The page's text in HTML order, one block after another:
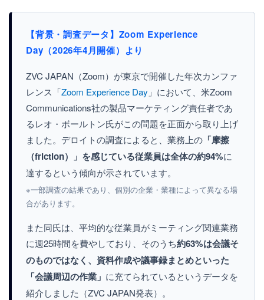
【背景・調査データ】Zoom Experience
Day（2026年4月開催）より
ZVC JAPAN（Zoom）が東京で開催した年次カンファ
レンス「Zoom Experience Day 」において、米Zoom
Communications社の製品マーケティング責任者であ
るレオ・ボールトン氏がこの問題を正面から取り上げ
ました。デロイトの調査によると、業務上の 「摩擦
（friction）」を感じている従業員は全体の約94%に
達するという傾向が示されています。
※一部調査の結果であり、個別の企業・業種によって異なる場
合があります。
また同氏は、平均的な従業員がミーティング関連業務
に週25時間を費やしており、そのうち約63%は会議そ
のものではなく、資料作成や議事録まとめといった
「会議周辺の作業」 に充てられているというデータを
紹介しました（ZVC JAPAN発表）。